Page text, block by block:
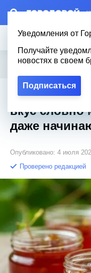
–
Уведомления от
Получайте
новостях в своем
Подписаться
Новости Эксклюзив
Городовой Полезное / Желе
Желе из
вкус словно
даже
Опубликовано: 4 июля
Проверено редакцией